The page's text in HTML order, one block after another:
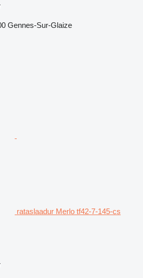
Gennes-Sur-Glaize
rataslaadur Merlo tf42-7-145-cs